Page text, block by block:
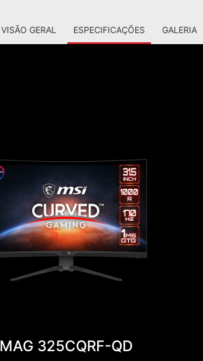
VISÃO GERAL ESPECIFICAÇÕES GALERIA
MAG 325CQRF-QD